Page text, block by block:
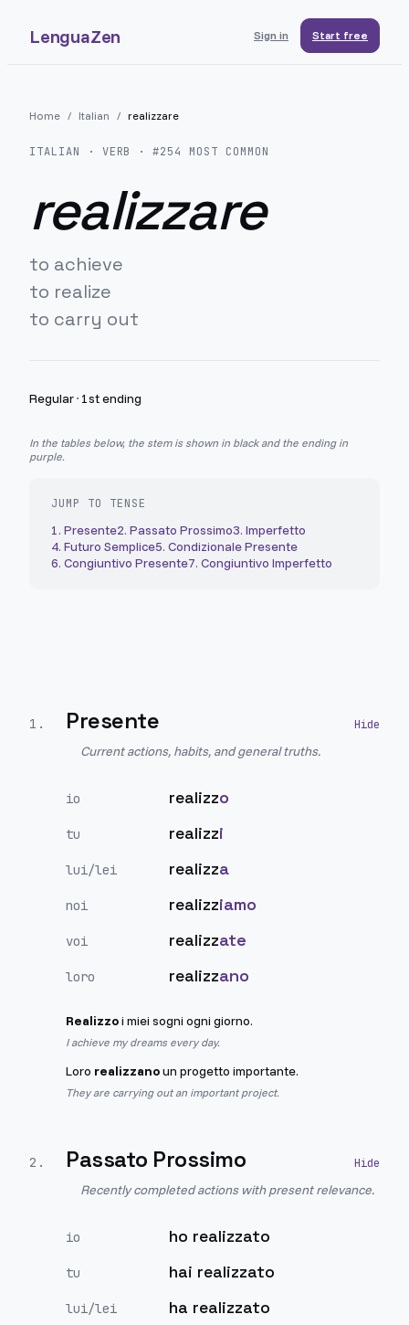
LenguaZen Sign in Start free
Home / Italian / realizzare
ITALIAN · VERB · #254 MOST COMMON
realizzare
to achieve
to realize
to carry out
Regular· 1st ending
In the tables below, the stem is shown in black and the ending in
purple.
JUMP TO TENSE
1. Presente2. Passato Prossimo3. Imperfetto
4. Futuro Semplice5. Condizionale Presente
6. Congiuntivo Presente7. Congiuntivo Imperfetto
1 . Presente
Current actions, habits, and general truths.
io realizzo
tu realizzi
lui/lei realizza
noi realizziamo
voi realizzate
loro realizzano
Realizzoi miei sogni ogni giorno.
I achieve my dreams every day.
Loro realizzanoun progetto importante.
They are carrying out an important project.
2 . Passato Prossimo
Recently completed actions with present relevance.
io ho realizzato
tu hai realizzato
lui/lei ha realizzato